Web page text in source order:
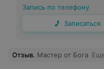
Запись по телефону
Записаться
Отзыв. Мастер от Бога